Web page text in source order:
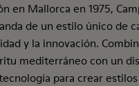
en Mallorca en 1975,
de un estilo único de
y la innovación.
mediterráneo con un
para crear